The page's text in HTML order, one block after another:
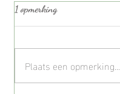
1 opmerking
Plaats een opmerking...